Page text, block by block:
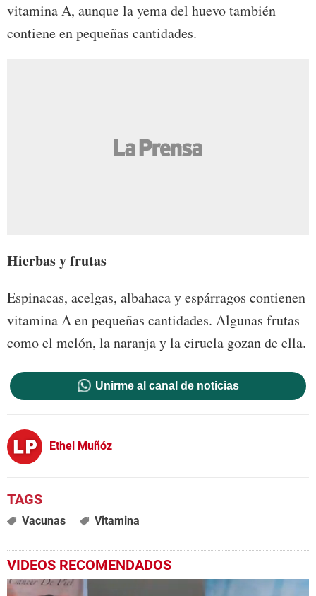
vitamina A, aunque la yema del huevo también
contiene en pequeñas cantidades.
Hierbas y frutas
Espinacas, acelgas, albahaca y espárragos contienen
vitamina A en pequeñas cantidades. Algunas frutas
como el melón, la naranja y la ciruela gozan de ella.
Unirme al canal de noticias
Ethel Muñóz
Vacunas Vitamina
VIDEOS RECOMENDADOS